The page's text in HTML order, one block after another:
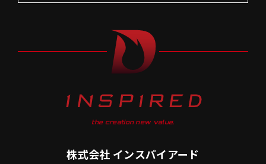
the creation new value.
株式会社 インスパイアード